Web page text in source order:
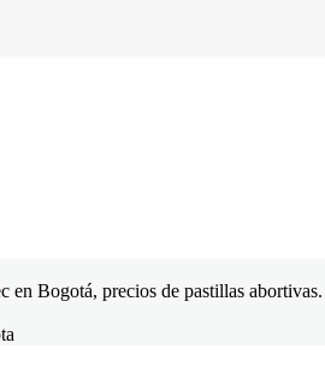
Bogotá, precios de pastillas